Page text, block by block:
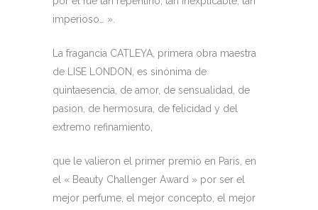
imperioso… ».
La fragancia CATLEYA, primera obra maestra
de LISE LONDON, es sinónima de
quintaesencia, de amor, de sensualidad, de
pasion, de hermosura, de felicidad y del
extremo refinamiento,
que le valieron el primer premio en Paris, en
el « Beauty Challenger Award » por ser el
mejor perfume, el mejor concepto, el mejor